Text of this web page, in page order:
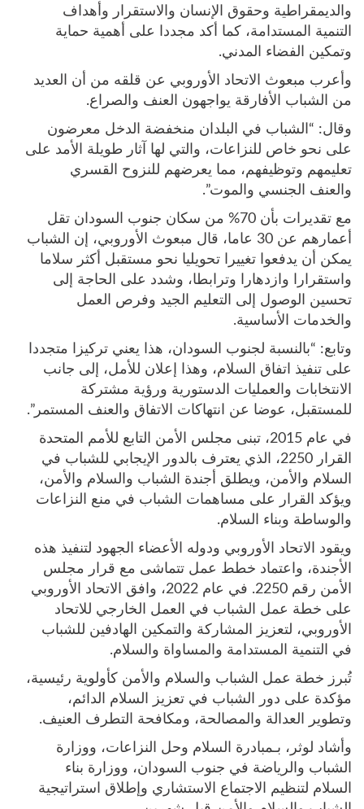
والديمقراطية وحقوق الإنسان والاستقرار وأهداف
التنمية المستدامة، كما أكد مجددا على أهمية حماية
وتمكين الفضاء المدني.
وأعرب مبعوث الاتحاد الأوروبي عن قلقه من أن العديد
من الشباب الأفارقة يواجهون العنف والصراع.
وقال: “الشباب في البلدان منخفضة الدخل معرضون
على نحو خاص للنزاعات، والتي لها آثار طويلة الأمد على
تعليمهم وتوظيفهم، مما يعرضهم للنزوح القسري
والعنف الجنسي والموت”.
مع تقديرات بأن 70% من سكان جنوب السودان تقل
أعمارهم عن 30 عاما، قال مبعوث الأوروبي، إن الشباب
يمكن أن يدفعوا تغييرا تحويليا نحو مستقبل أكثر سلاما
واستقرارا وازدهارا وترابطا، وشدد على الحاجة إلى
تحسين الوصول إلى التعليم الجيد وفرص العمل
والخدمات الأساسية.
وتابع: “بالنسبة لجنوب السودان، هذا يعني تركيزا متجددا
على تنفيذ اتفاق السلام، وهذا إعلان للأمل، إلى جانب
الانتخابات والعمليات الدستورية ورؤية مشتركة
للمستقبل، عوضا عن انتهاكات الاتفاق والعنف المستمر”.
في عام 2015، تبنى مجلس الأمن التابع للأمم المتحدة
القرار 2250، الذي يعترف بالدور الإيجابي للشباب في
السلام والأمن، ويطلق أجندة الشباب والسلام والأمن،
ويؤكد القرار على مساهمات الشباب في منع النزاعات
والوساطة وبناء السلام.
ويقود الاتحاد الأوروبي ودوله الأعضاء الجهود لتنفيذ هذه
الأجندة، واعتماد خطط عمل تتماشى مع قرار مجلس
الأمن رقم 2250. في عام 2022، وافق الاتحاد الأوروبي
على خطة عمل الشباب في العمل الخارجي للاتحاد
الأوروبي، لتعزيز المشاركة والتمكين الهادفين للشباب
في التنمية المستدامة والمساواة والسلام.
تُبرز خطة عمل الشباب والسلام والأمن كأولوية رئيسية،
مؤكدة على دور الشباب في تعزيز السلام الدائم،
وتطوير العدالة والمصالحة، ومكافحة التطرف العنيف.
وأشاد لوثر، بـمبادرة السلام وحل النزاعات، ووزارة
الشباب والرياضة في جنوب السودان، ووزارة بناء
السلام لتنظيم الاجتماع الاستشاري وإطلاق استراتيجية